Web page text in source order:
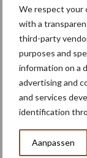
We respect your
with a
third-party
purposes and
information on a
advertising and
and services
identification
Aanpassen
Machines